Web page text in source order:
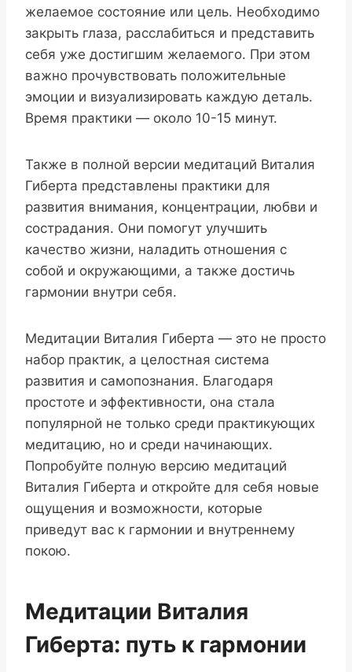
желаемое состояние или цель. Необходимо
закрыть глаза, расслабиться и представить
себя уже достигшим желаемого. При этом
важно прочувствовать положительные
эмоции и визуализировать каждую деталь.
Время практики — около 10-15 минут.
Также в полной версии медитаций Виталия
Гиберта представлены практики для
развития внимания, концентрации, любви и
сострадания. Они помогут улучшить
качество жизни, наладить отношения с
собой и окружающими, а также достичь
гармонии внутри себя.
Медитации Виталия Гиберта — это не просто
набор практик, а целостная система
развития и самопознания. Благодаря
простоте и эффективности, она стала
популярной не только среди практикующих
медитацию, но и среди начинающих.
Попробуйте полную версию медитаций
Виталия Гиберта и откройте для себя новые
ощущения и возможности, которые
приведут вас к гармонии и внутреннему
покою.
Медитации Виталия
Гиберта: путь к гармонии